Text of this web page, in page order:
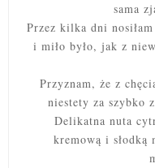
sama
Przez kilka dni
i miło było, jak z
Przyznam, że z
niestety za szybko
Delikatna nuta
kremową i słodką